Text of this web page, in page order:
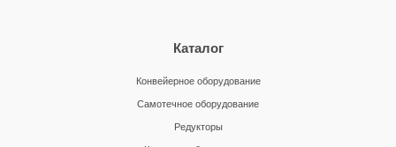
Каталог
Конвейерное оборудование
Самотечное оборудование
Редукторы